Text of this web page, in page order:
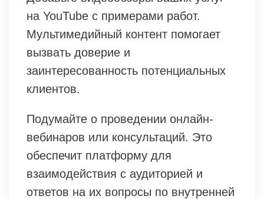
на YouTube с примерами работ.
Мультимедийный контент помогает
вызвать доверие и
заинтересованность потенциальных
клиентов.
Подумайте о проведении онлайн-
вебинаров или консультаций. Это
обеспечит платформу для
взаимодействия с аудиторией и
ответов на их вопросы по внутренней